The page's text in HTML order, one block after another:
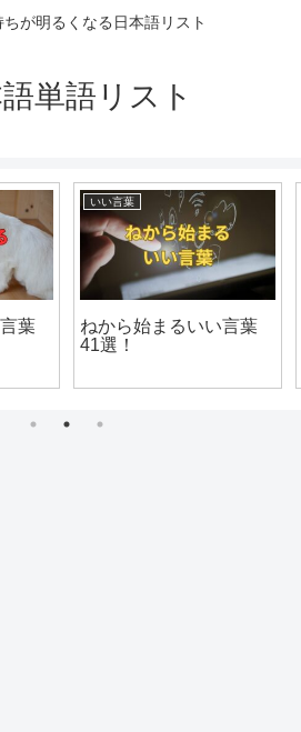
が明るくなる日本語リスト
単語リスト
葉
いい言葉
ねから始まるいい言葉
41選！